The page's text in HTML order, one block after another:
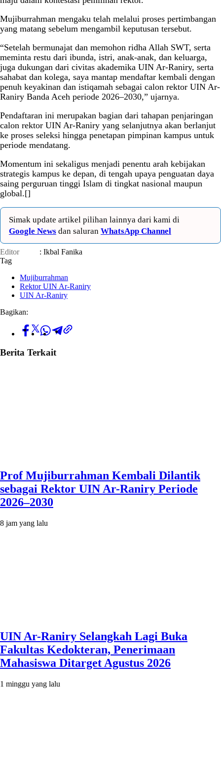
Mujiburrahman mengaku telah melalui proses pertimbangan
yang matang sebelum mengambil keputusan tersebut.
“Setelah bermunajat dan memohon ridha Allah SWT, serta
meminta restu dari ibunda, istri, anak-anak, dan keluarga,
juga dukungan dari civitas akademika UIN Ar-Raniry, serta
sahabat dan kolega, saya mantap mendaftar kembali dengan
penuh keyakinan dan istiqamah sebagai calon rektor UIN Ar-
Raniry Banda Aceh periode 2026–2030,” ujarnya.
Pendaftaran ini merupakan bagian dari tahapan penjaringan
calon rektor UIN Ar-Raniry yang selanjutnya akan berlanjut
ke proses seleksi hingga penetapan pimpinan kampus untuk
periode mendatang.
Momentum ini sekaligus menjadi penentu arah kebijakan
strategis kampus ke depan, di tengah upaya penguatan daya
saing perguruan tinggi Islam di tingkat nasional maupun
global.[]
Simak update artikel pilihan lainnya dari kami di
Google News dan saluran WhatsApp Channel
Editor
: Ikbal Fanika
Tag
Mujiburrahman
Rektor UIN Ar-Raniry
UIN Ar-Raniry
Bagikan:
Berita Terkait
Prof Mujiburrahman Kembali Dilantik
sebagai Rektor UIN Ar-Raniry Periode
2026–2030
8 jam yang lalu
UIN Ar-Raniry Selangkah Lagi Buka
Fakultas Kedokteran, Penerimaan
Mahasiswa Ditarget Agustus 2026
1 minggu yang lalu